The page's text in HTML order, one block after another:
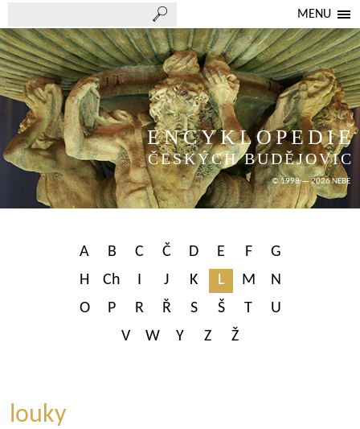
MENU
ENCYKLOPEDIE
ČESKÝCH BUDĚJOVIC
© 1998 — 2026 NEBE
A B C Č D E F
G
H
Ch I J K L M
N
O
P R Ř S Š T
U
V
W Y Z Ž
louky